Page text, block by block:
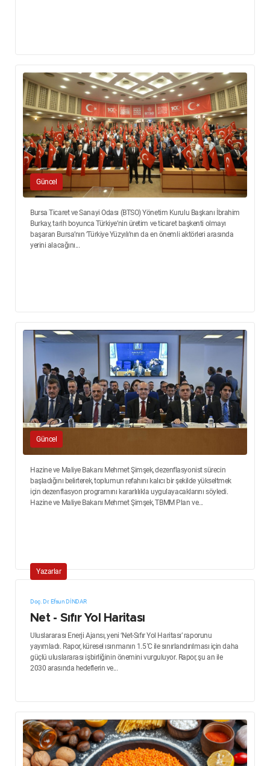
Güncel
Bursa Ticaret ve Sanayi Odası (BTSO) Yönetim Kurulu Başkanı İbrahim
Burkay, tarih boyunca Türkiye’nin üretim ve ticaret başkenti olmayı
başaran Bursa’nın ‘Türkiye Yüzyılı’nın da en önemli aktörleri arasında
yerini alacağını...
Güncel
Hazine ve Maliye Bakanı Mehmet Şimşek, dezenflasyonist sürecin
başladığını belirterek, toplumun refahını kalıcı bir şekilde yükseltmek
için dezenflasyon programını kararlılıkla uygulayacaklarını söyledi.
Hazine ve Maliye Bakanı Mehmet Şimşek, TBMM Plan ve...
Yazarlar
Doç. Dr. Efsun DİNDAR
Net - Sıfır Yol Haritası
Uluslararası Enerji Ajansı, yeni ‘Net-Sıfır Yol Haritası’ raporunu
yayımladı. Rapor, küresel ısınmanın 1.5 ̊C ile sınırlandırılması için daha
güçlü uluslararası işbirliğinin önemini vurguluyor. Rapor, şu an ile
2030 arasında hedeflerin ve...